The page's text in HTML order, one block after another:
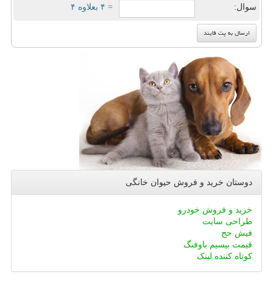
سوال: = ۴ بعلاوه ۴
دوستان خرید و فروش حیوان خانگی
خرید و فروش خودرو
طراحی سایت
فیش حج
قیمت بیسیم باوفنگ
کوتاه کننده لینک